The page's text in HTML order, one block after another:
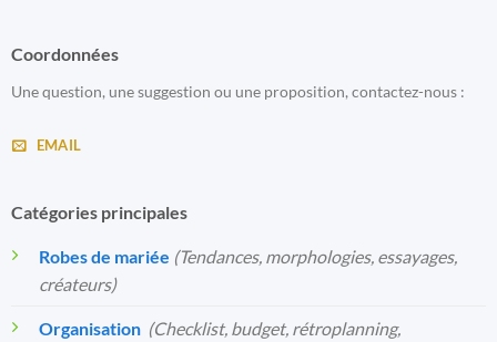
Coordonnées
Une question, une suggestion ou une proposition, contactez-nous :
EMAIL
Catégories principales
Robes de mariée (Tendances, morphologies, essayages,
créateurs)
Organisation️ (Checklist, budget, rétroplanning,